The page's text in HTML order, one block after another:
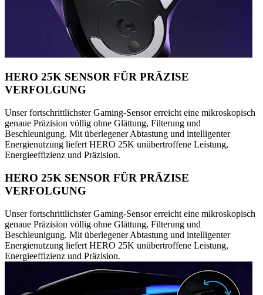
HERO 25K SENSOR FÜR PRÄZISE
VERFOLGUNG
Unser fortschrittlichster Gaming-Sensor erreicht eine mikroskopisch
genaue Präzision völlig ohne Glättung, Filterung und
Beschleunigung. Mit überlegener Abtastung und intelligenter
Energienutzung liefert HERO 25K unübertroffene Leistung,
Energieeffizienz und Präzision.
HERO 25K SENSOR FÜR PRÄZISE
VERFOLGUNG
Unser fortschrittlichster Gaming-Sensor erreicht eine mikroskopisch
genaue Präzision völlig ohne Glättung, Filterung und
Beschleunigung. Mit überlegener Abtastung und intelligenter
Energienutzung liefert HERO 25K unübertroffene Leistung,
Energieeffizienz und Präzision.